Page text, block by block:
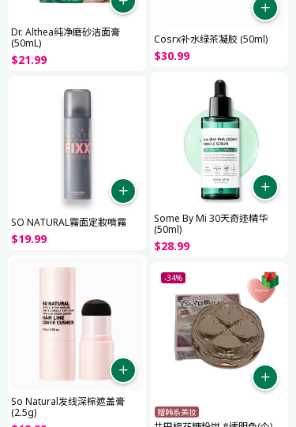
Dr. Althea纯净磨砂洁面膏
(50mL)
$21.99
Cosrx补水绿茶凝胶 (50ml)
$30.99
Some By Mi 30天奇迹精华
(50ml)
$28.99
SO NATURAL霧面定妝噴霧
$19.99
So Natural发线深棕遮盖膏
(2.5g)
-34%
赠韩系美妆